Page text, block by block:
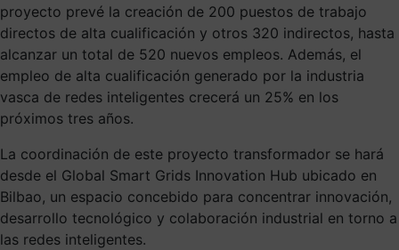
proyecto prevé la creación de 200 puestos de trabajo
directos de alta cualificación y otros 320 indirectos, hasta
alcanzar un total de 520 nuevos empleos. Además, el
empleo de alta cualificación generado por la industria
vasca de redes inteligentes crecerá un 25% en los
próximos tres años.
La coordinación de este proyecto transformador se hará
desde el Global Smart Grids Innovation Hub ubicado en
Bilbao, un espacio concebido para concentrar innovación,
desarrollo tecnológico y colaboración industrial en torno a
las redes inteligentes.